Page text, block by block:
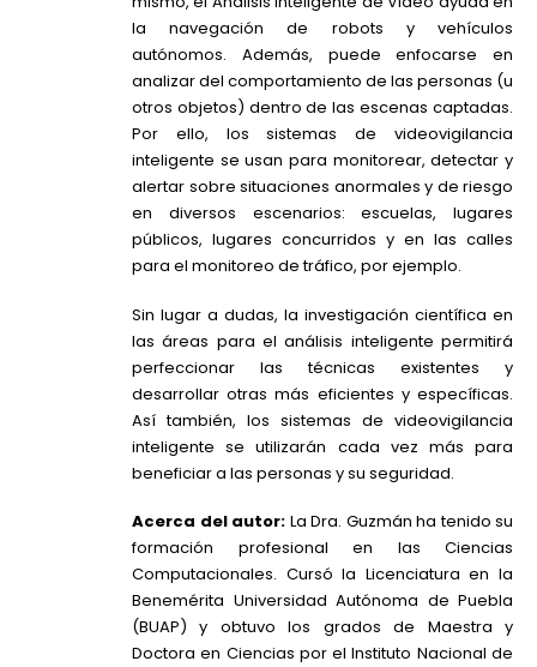
la navegación de robots y vehículos
autónomos. Además, puede enfocarse en
analizar del comportamiento de las personas (u
otros objetos) dentro de las escenas captadas.
Por ello, los sistemas de videovigilancia
inteligente se usan para monitorear, detectar y
alertar sobre situaciones anormales y de riesgo
en diversos escenarios: escuelas, lugares
públicos, lugares concurridos y en las calles
para el monitoreo de tráfico, por ejemplo.
Sin lugar a dudas, la investigación científica en
las áreas para el análisis inteligente permitirá
perfeccionar las técnicas existentes y
desarrollar otras más eficientes y específicas.
Así también, los sistemas de videovigilancia
inteligente se utilizarán cada vez más para
beneficiar a las personas y su seguridad.
Acerca del autor: La Dra. Guzmán ha tenido su
formación profesional en las Ciencias
Computacionales. Cursó la Licenciatura en la
Benemérita Universidad Autónoma de Puebla
(BUAP) y obtuvo los grados de Maestra y
Doctora en Ciencias por el Instituto Nacional de